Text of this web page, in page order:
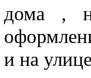
дома ,
и на